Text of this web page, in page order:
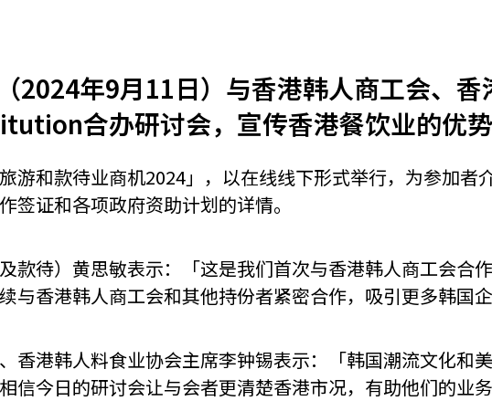
香港金融科技 新资本投资者入境计划
2024年9月11日）与香港韩人商工会、
合办研讨会，宣传香港餐饮业的优势
游和款待业商机2024」，以在线线下形式举行，为参加
签证和各项政府资助计划的详情。
款待）黄思敏表示：「这是我们首次与香港韩人商工会合
与香港韩人商工会和其他持份者紧密合作，吸引更多韩国企
香港韩人料食业协会主席李钟锡表示：「韩国潮流文化和
信今日的研讨会让与会者更清楚香港市况，有助他们的业务